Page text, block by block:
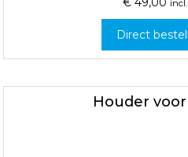
Direct
Houder voor